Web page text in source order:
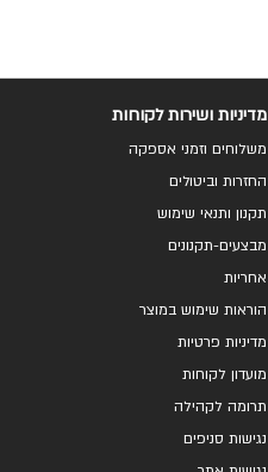
מדיניות ושירות לקוחות
משלוחים וזמני אספקה
החזרות וביטולים
תקנון ותנאי שימוש
מבצעים-תקנונים
אחריות
הוראות שימוש במוצר
מדיניות פרטיות
מועדון לקוחות
תרומה לקהילה
נגישות סניפים